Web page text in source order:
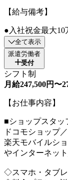
【給与備考】
●入社祝金最大
全て表示
派遣労働者
受付
シフト制
月給247,500円〜
【お仕事内容】
■ショップスタッ
ドコモショップ
楽天モバイルシ
やインターネッ
◇スマホ・タブ